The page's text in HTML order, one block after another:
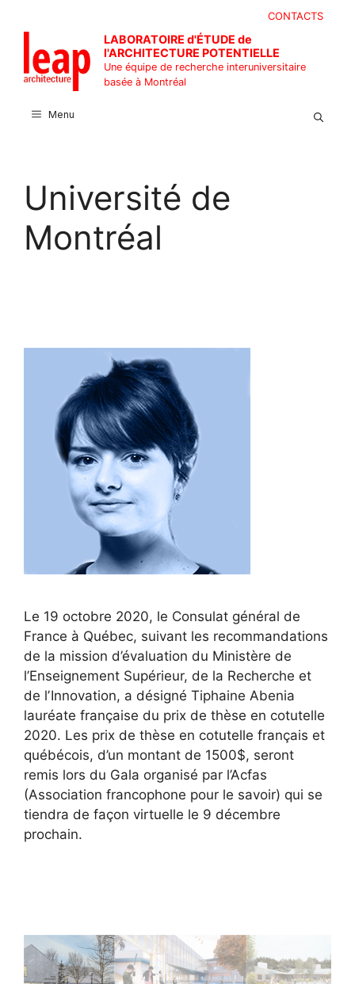
contenu
CONTACTS
LABORATOIRE d'ÉTUDE de
l'ARCHITECTURE POTENTIELLE
Une équipe de recherche interuniversitaire
basée à Montréal
Menu
Université de
Montréal
Le 19 octobre 2020, le Consulat général de
France à Québec, suivant les recommandations
de la mission d’évaluation du Ministère de
l’Enseignement Supérieur, de la Recherche et
de lʼInnovation, a désigné Tiphaine Abenia
lauréate française du prix de thèse en cotutelle
2020. Les prix de thèse en cotutelle français et
québécois, d’un montant de 1500$, seront
remis lors du Gala organisé par l’Acfas
(Association francophone pour le savoir) qui se
tiendra de façon virtuelle le 9 décembre
prochain.